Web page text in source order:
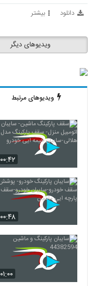
دانلود بیشتر
ویدیوهای دیگر
ویدیوهای مرتبط
۰۰:۴۲
۰۰:۴۸
۰۱:۰۰